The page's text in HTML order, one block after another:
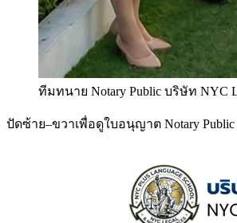
ทีมทนาย Notary Public บริษัท NYC
ปัดซ้าย–ขวาเพื่อดูใบอนุญาต Notary